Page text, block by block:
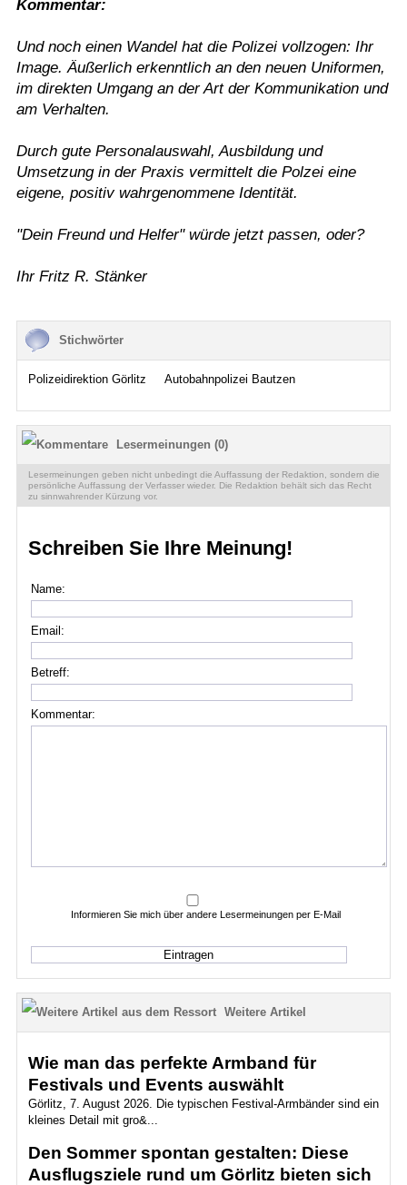
Kommentar:
Und noch einen Wandel hat die Polizei vollzogen: Ihr
Image. Äußerlich erkenntlich an den neuen Uniformen,
im direkten Umgang an der Art der Kommunikation und
am Verhalten.
Durch gute Personalauswahl, Ausbildung und
Umsetzung in der Praxis vermittelt die Polzei eine
eigene, positiv wahrgenommene Identität.
"Dein Freund und Helfer" würde jetzt passen, oder?
Ihr Fritz R. Stänker
Stichwörter
Polizeidirektion Görlitz Autobahnpolizei Bautzen
Lesermeinungen (0)
Lesermeinungen geben nicht unbedingt die Auffassung der Redaktion, sondern die
persönliche Auffassung der Verfasser wieder. Die Redaktion behält sich das Recht
zu sinnwahrender Kürzung vor.
Schreiben Sie Ihre Meinung!
Name:
Email:
Betreff:
Kommentar:
Informieren Sie mich über andere Lesermeinungen per E-Mail
Weitere Artikel
Wie man das perfekte Armband für
Festivals und Events auswählt
Görlitz, 7. August 2026. Die typischen Festival-Armbänder sind ein
kleines Detail mit gro&...
Den Sommer spontan gestalten: Diese
Ausflugsziele rund um Görlitz bieten sich